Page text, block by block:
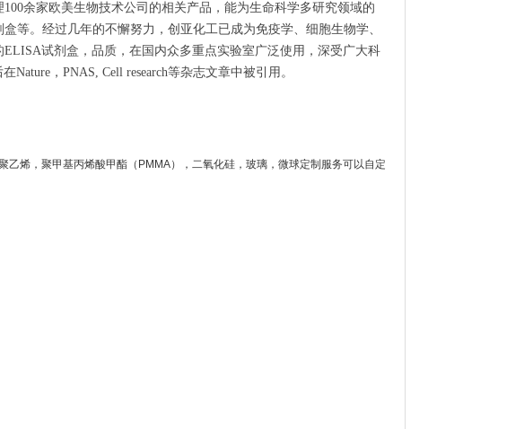
余家欧美生物技术公司的相关产品，能为生命科学多研究领域的
等。经过几年的不懈努力，创亚化工已成为免疫学、细胞生物学、
试剂盒，品质，在国内众多重点实验室广泛使用，深受广大科
，PNAS, Cell research等杂志文章中被引用。
烯，聚甲基丙烯酸甲酯（PMMA），二氧化硅，玻璃，微球定制服务可以自定